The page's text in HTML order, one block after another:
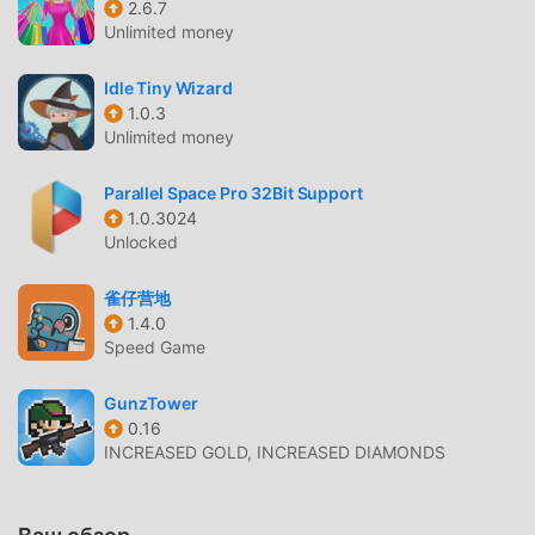
популярная игра casual завоевала множество
casual. Если вы хотите скачать эту игру, так как это
крупнейший в мире сайт бесплатной загрузки мод apk -
moddroid - ваш лучший выбор. moddroid не только
Little friends 3.3 бесплатно, но также бесплатно
предоставляет мод Free, помогая вам сохранить
повторяющуюся механическую задачу в игре, чтобы вы
могли сосредоточиться на наслаждении радостью,
которую приносит сама игра. moddroid обещает, что
любой мод Pet House - Little friends не будет взимать
бесплатен для установки. Просто скачайте клиент
moddroid, вы можете загрузить и установить Pet House
- Little friends 3.3 одним щелчком мыши. Чего же вы
2.6.7
Unlimited money
Idle Tiny Wizard
1.0.3
Unlimited money
Parallel Space Pro 32Bit Support
1.0.3024
Unlocked
雀仔营地
1.4.0
Speed Game
GunzTower
0.16
INCREASED GOLD, INCREASED DIAMONDS